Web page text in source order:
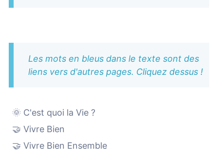
Les mots en bleus dans le texte sont des
liens vers d'autres pages. Cliquez dessus !
🌞 C'est quoi la Vie ?
🤝 Vivre Bien
🤝 Vivre Bien Ensemble